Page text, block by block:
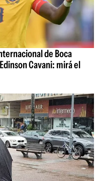
de Boca
Cavani: mirá el